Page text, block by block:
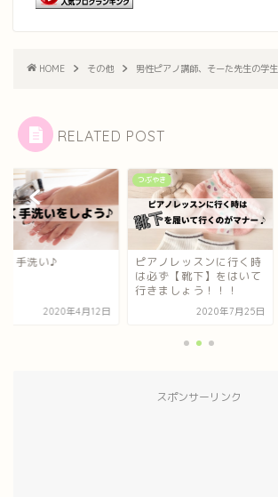
HOME その他 男性ピアノ講師、そーた先生の学
RELATED POST
く手洗い♪
2020年4月12日
つぶやき
ピアノレッスンに行く時
は必ず【靴下】をはいて
行きましょう！！！
2020年7月25日
スポンサーリンク